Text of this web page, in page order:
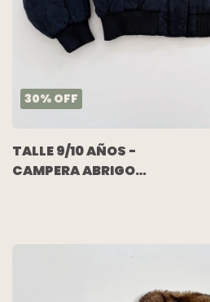
30% OFF
TALLE 9/10 AÑOS -
CAMPERA ABRIGO